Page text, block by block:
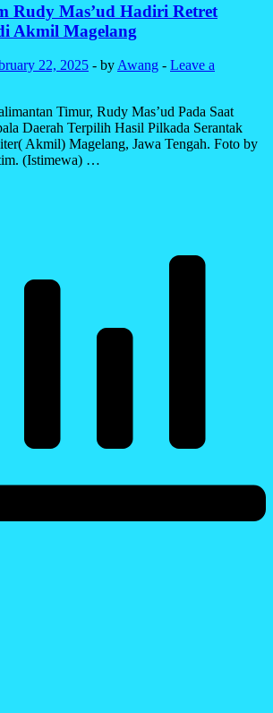
Rudy Mas’ud Hadiri Retret
Akmil Magelang
22, 2025 - by Awang - Leave a
Timur, Rudy Mas’ud Pada Saat
Daerah Terpilih Hasil Pilkada Serantak
Akmil) Magelang, Jawa Tengah. Foto by
(Istimewa) …